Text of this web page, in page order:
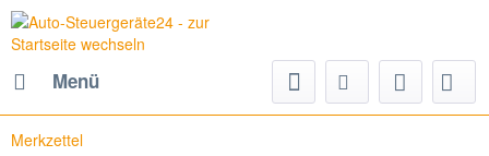
Menü
Merkzettel